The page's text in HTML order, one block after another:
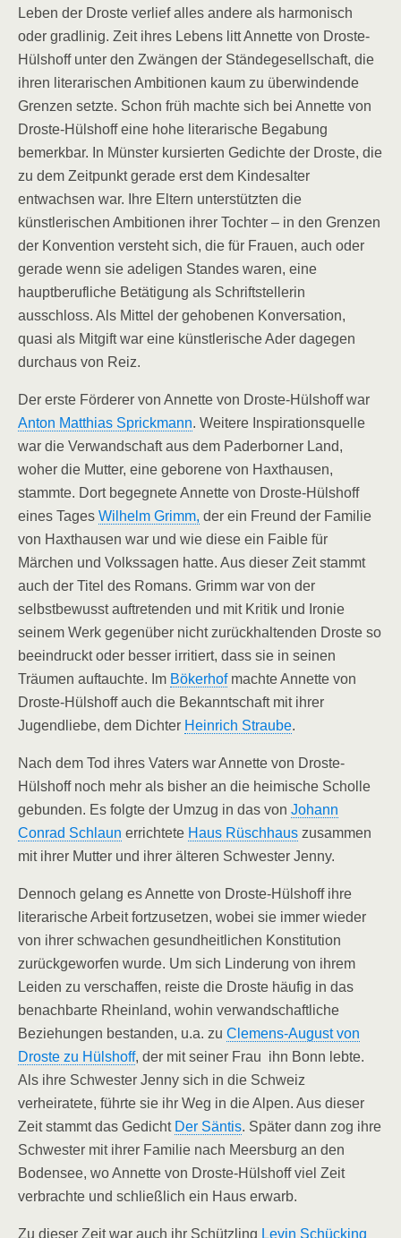
Leben der Droste verlief alles andere als harmonisch
oder gradlinig. Zeit ihres Lebens litt Annette von Droste-
Hülshoff unter den Zwängen der Ständegesellschaft, die
ihren literarischen Ambitionen kaum zu überwindende
Grenzen setzte. Schon früh machte sich bei Annette von
Droste-Hülshoff eine hohe literarische Begabung
bemerkbar. In Münster kursierten Gedichte der Droste, die
zu dem Zeitpunkt gerade erst dem Kindesalter
entwachsen war. Ihre Eltern unterstützten die
künstlerischen Ambitionen ihrer Tochter – in den Grenzen
der Konvention versteht sich, die für Frauen, auch oder
gerade wenn sie adeligen Standes waren, eine
hauptberufliche Betätigung als Schriftstellerin
ausschloss. Als Mittel der gehobenen Konversation,
quasi als Mitgift war eine künstlerische Ader dagegen
durchaus von Reiz.
Der erste Förderer von Annette von Droste-Hülshoff war
Anton Matthias Sprickmann. Weitere Inspirationsquelle
war die Verwandschaft aus dem Paderborner Land,
woher die Mutter, eine geborene von Haxthausen,
stammte. Dort begegnete Annette von Droste-Hülshoff
eines Tages Wilhelm Grimm, der ein Freund der Familie
von Haxthausen war und wie diese ein Faible für
Märchen und Volkssagen hatte. Aus dieser Zeit stammt
auch der Titel des Romans. Grimm war von der
selbstbewusst auftretenden und mit Kritik und Ironie
seinem Werk gegenüber nicht zurückhaltenden Droste so
beeindruckt oder besser irritiert, dass sie in seinen
Träumen auftauchte. Im Bökerhofmachte Annette von
Droste-Hülshoff auch die Bekanntschaft mit ihrer
Jugendliebe, dem Dichter Heinrich Straube.
Nach dem Tod ihres Vaters war Annette von Droste-
Hülshoff noch mehr als bisher an die heimische Scholle
gebunden. Es folgte der Umzug in das von Johann
Conrad Schlaun errichtete Haus Rüschhaus zusammen
mit ihrer Mutter und ihrer älteren Schwester Jenny.
Dennoch gelang es Annette von Droste-Hülshoff ihre
literarische Arbeit fortzusetzen, wobei sie immer wieder
von ihrer schwachen gesundheitlichen Konstitution
zurückgeworfen wurde. Um sich Linderung von ihrem
Leiden zu verschaffen, reiste die Droste häufig in das
benachbarte Rheinland, wohin verwandschaftliche
Beziehungen bestanden, u.a. zu Clemens-August von
Droste zu Hülshoff, der mit seiner Frau ihn Bonn lebte.
Als ihre Schwester Jenny sich in die Schweiz
verheiratete, führte sie ihr Weg in die Alpen. Aus dieser
Zeit stammt das Gedicht Der Säntis. Später dann zog ihre
Schwester mit ihrer Familie nach Meersburg an den
Bodensee, wo Annette von Droste-Hülshoff viel Zeit
verbrachte und schließlich ein Haus erwarb.
Zu dieser Zeit war auch ihr Schützling Levin Schücking